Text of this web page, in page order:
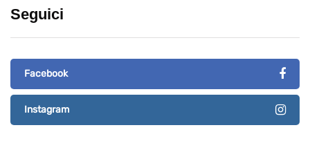
Seguici
Facebook
Instagram